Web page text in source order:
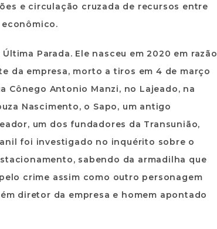
e circulação cruzada de recursos entre
Parada. Ele nasceu em 2020 em razão
da empresa, morto a tiros em 4 de março
Cônego Antonio Manzi, no Lajeado, na
Nascimento, o Sapo, um antigo
um dos fundadores da Transunião,
foi investigado no inquérito sobre o
sabendo da armadilha que
crime assim como outro personagem
diretor da empresa e homem apontado